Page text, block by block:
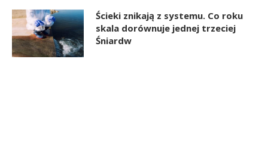
Ścieki znikają z systemu. Co roku
skala dorównuje jednej trzeciej
Śniardw